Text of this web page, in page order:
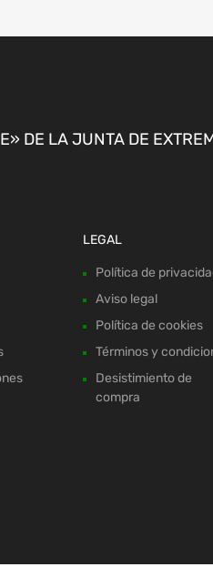
DE LA JUNTA DE
LEGAL
Política de
Aviso legal
Política de cookies
Términos y
Desistimiento de
compra